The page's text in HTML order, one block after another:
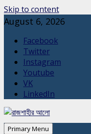
Skip to content
August 6, 2026
Facebook
Twitter
Instagram
Youtube
VK
LinkedIn
Primary Menu